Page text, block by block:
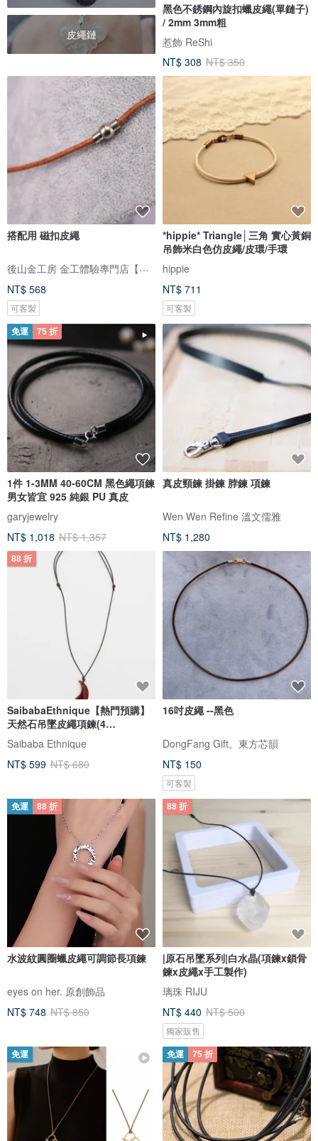
皮繩鏈
黑色不銹鋼內旋扣蠟皮繩(單鏈子)
/ 2mm 3mm粗
惹飾 ReShi
NT$ 308 NT$ 350
搭配用 磁扣皮繩
後山金工房 金工體驗專門店【親手打造您的幸福】
NT$ 568
可客製
*hippie* Triangle│三角 實心黃銅
吊飾米白色仿皮繩/皮環/手環
hippie
NT$ 711
可客製
免運 75 折
1件 1-3MM 40-60CM 黑色繩項鍊
男女皆宜 925 純銀 PU 真皮
garyjewelry
NT$ 1,018 NT$ 1,357
真皮頸鍊 掛鍊 脖鍊 項鍊
Wen Wen Refine 溫文儒雅
NT$ 1,280
88 折
SaibabaEthnique【熱門預購】
天然石吊墜皮繩項鍊(4
色)2CYZ3612
Saibaba Ethnique
NT$ 599 NT$ 680
16吋皮繩 --黑色
DongFang Gift。東方芯韻
NT$ 150
可客製
免運 88 折
水波紋圓圈蠟皮繩可調節長項鍊
eyes on her. 原創飾品
NT$ 748 NT$ 850
88 折
|原石吊墜系列|白水晶(項鍊x鎖骨
鍊x皮繩x手工製作)
璃珠 RIJU
NT$ 440 NT$ 500
獨家販售
免運 免運 75 折